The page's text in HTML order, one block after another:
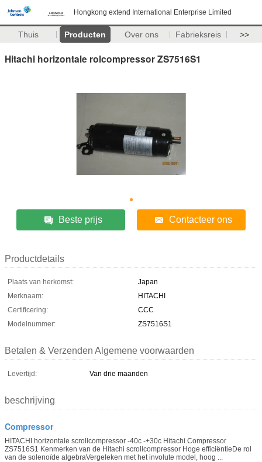
Hongkong extend International Enterprise Limited
Thuis Producten Over ons Fabrieksreis >>
Hitachi horizontale rolcompressor ZS7516S1
Beste prijs Contacteer ons
Productdetails
Plaats van herkomst:
Japan
Merknaam:
HITACHI
Certificering:
CCC
Modelnummer:
ZS7516S1
Betalen & Verzenden Algemene voorwaarden
Levertijd: Van drie maanden
beschrijving
Compressor
HITACHI horizontale scrollcompressor -40c -+30c Hitachi Compressor
ZS7516S1 Kenmerken van de Hitachi scrollcompressor Hoge efficiëntieDe rol
van de solenoïde algebraVergeleken met het involute model, hoog ...